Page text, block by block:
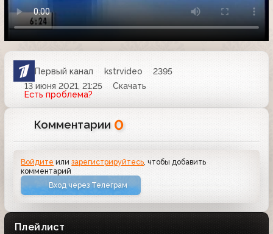
Первый канал kstrvideo
2395
13 июня 2021, 21:25
Скачать
Есть проблема?
Комментарии 0
Войдите илизарегистрируйтесь, чтобы добавить
комментарий
Вход через Телеграм
Плейлист